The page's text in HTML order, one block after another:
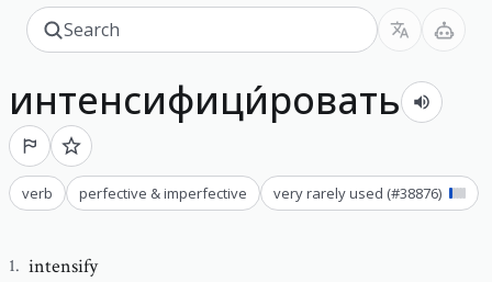
интенсифици́ровать
verb perfective & imperfective very rarely used (#38876)
1. intensify